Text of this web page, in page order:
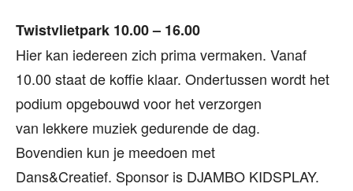
Twistvlietpark 10.00 – 16.00
Hier kan iedereen zich prima vermaken. Vanaf
10.00 staat de koffie klaar. Ondertussen wordt het
podium opgebouwd voor het verzorgen
van lekkere muziek gedurende de dag.
Bovendien kun je meedoen met
Dans&Creatief. Sponsor is DJAMBO KIDSPLAY.